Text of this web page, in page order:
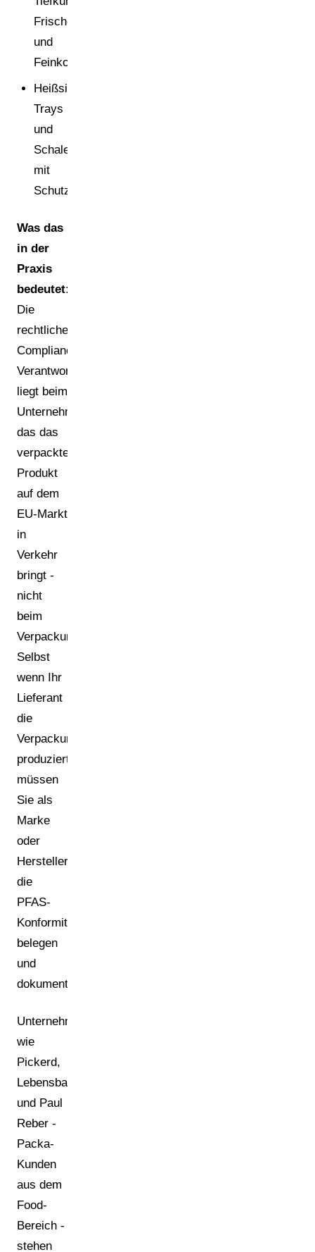
Frische-
und
Feinkostprodukte
Heißsiegelbare
Trays
und
Schalen
mit
Schutzschichten
Was das
in der
Praxis
bedeutet:
Die
rechtliche
Compliance-
Verantwortung
liegt beim
Unternehmen,
das das
verpackte
Produkt
auf dem
EU-Markt
in
Verkehr
bringt -
nicht
beim
Verpackungslieferanten.
Selbst
wenn Ihr
Lieferant
die
Verpackung
produziert,
müssen
Sie als
Marke
oder
Hersteller
die
PFAS-
Konformität
belegen
und
dokumentieren.
Unternehmen
wie
Pickerd,
Lebensbaum
und Paul
Reber -
Packa-
Kunden
aus dem
Food-
Bereich -
stehen